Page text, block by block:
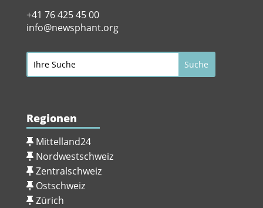
+41 76 425 45 00
info@newsphant.org
Regionen
Mittelland24
Nordwestschweiz
Zentralschweiz
Ostschweiz
Zürich